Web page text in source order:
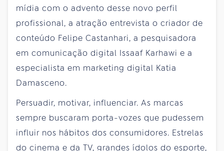
mídia com o advento desse novo perfil
profissional, a atração entrevista o criador de
conteúdo Felipe Castanhari, a pesquisadora
em comunicação digital Issaaf Karhawi e a
especialista em marketing digital Katia
Damasceno.
Persuadir, motivar, influenciar. As marcas
sempre buscaram porta-vozes que pudessem
influir nos hábitos dos consumidores. Estrelas
do cinema e da TV, grandes ídolos do esporte,